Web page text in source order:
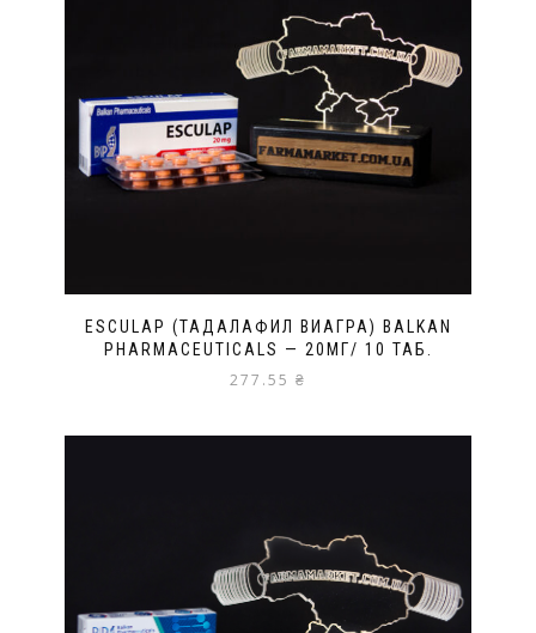
ESCULAP (ТАДАЛАФИЛ ВИАГРА) BALKAN
PHARMACEUTICALS — 20МГ/ 10 ТАБ.
277.55 ₴